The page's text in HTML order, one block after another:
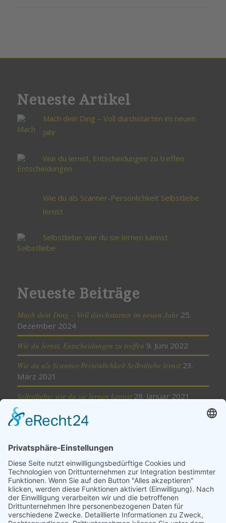
Neueste Artikel
Mach dein Ding – Voll durchstarten im neuen
Jahr
Wie du lernst, Entscheidungen zu treffen
Wie du als Scanner-Persönlichkeit Selbstliebe
lernst
Selbstliebe: wie du sie lernen kannst
Neueste Beiträge
Mach dein Ding – Voll durchstarten im neuen Jahr 25.
Dezember 2024
Wie du lernst, Entscheidungen zu treffen 9. Juni 2022
Wie du als Scanner-Persönlichkeit Selbstliebe lernst 23.
März 2021
Selbstliebe: wie du sie lernen kannst 28. Januar 2021
Minimalismus – weniger ist mehr
Cookie-Einstellungen
Kategorien